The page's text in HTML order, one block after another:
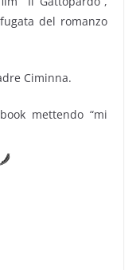
del romanzo
Ciminna.
mettendo “mi